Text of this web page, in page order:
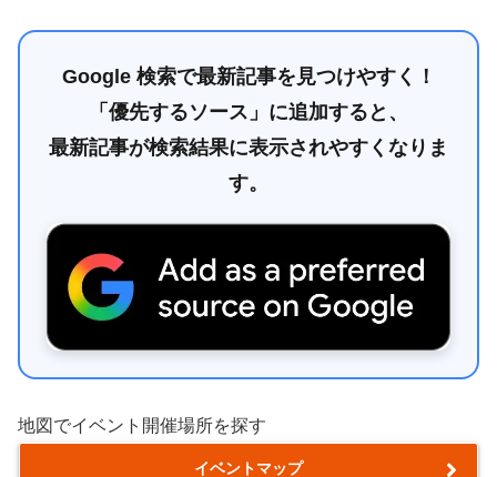
Google 検索で最新記事を見つけやすく！
「優先するソース」に追加すると、
最新記事が検索結果に表示されやすくなりま
す。
地図でイベント開催場所を探す
イベントマップ